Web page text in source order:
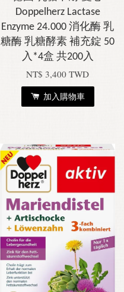
Doppelherz Lactase
Enzyme 24.000 消化酶 乳
糖酶 乳糖酵素 補充錠 50
入*4盒 共200入
NT$ 3,400 TWD
加入購物車